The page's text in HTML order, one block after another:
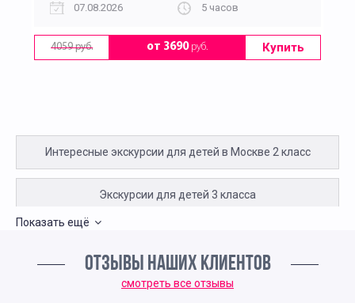
07.08.2026
5 часов
4059 руб. от 3690руб. Купить
Интересные экскурсии для детей в Москве 2 класс
Экскурсии для детей 3 класса
Интересные экскурсии для 5 класса в Москве
Показать ещё
ОТЗЫВЫ НАШИХ КЛИЕНТОВ
смотреть все отзывы